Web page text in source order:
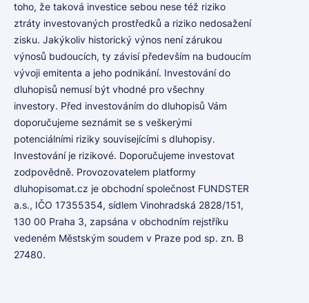
toho, že taková investice sebou nese též riziko
ztráty investovaných prostředků a riziko nedosažení
zisku. Jakýkoliv historický výnos není zárukou
výnosů budoucích, ty závisí především na budoucím
vývoji emitenta a jeho podnikání. Investování do
dluhopisů nemusí být vhodné pro všechny
investory. Před investováním do dluhopisů Vám
doporučujeme seznámit se s veškerými
potenciálními riziky souvisejícími s dluhopisy.
Investování je rizikové. Doporučujeme investovat
zodpovědně. Provozovatelem platformy
dluhopisomat.cz je obchodní společnost FUNDSTER
a.s., IČO 17355354, sídlem Vinohradská 2828/151,
130 00 Praha 3, zapsána v obchodním rejstříku
vedeném Městským soudem v Praze pod sp. zn. B
27480.